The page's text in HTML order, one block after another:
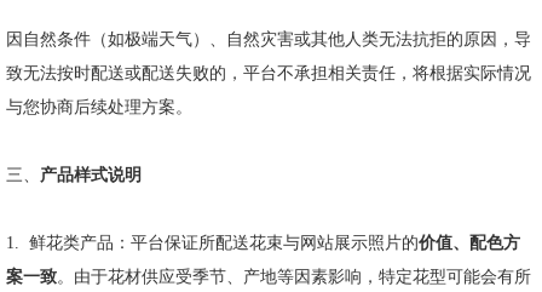
因自然条件（如极端天气）、自然灾害或其他人类无法抗拒的原因，导
致无法按时配送或配送失败的，平台不承担相关责任，将根据实际情况
与您协商后续处理方案。
三、 产品样式说明
1. 鲜花类产品：平台保证所配送花束与网站展示照片的价值、配色方
案一致。由于花材供应受季节、产地等因素影响，特定花型可能会有所